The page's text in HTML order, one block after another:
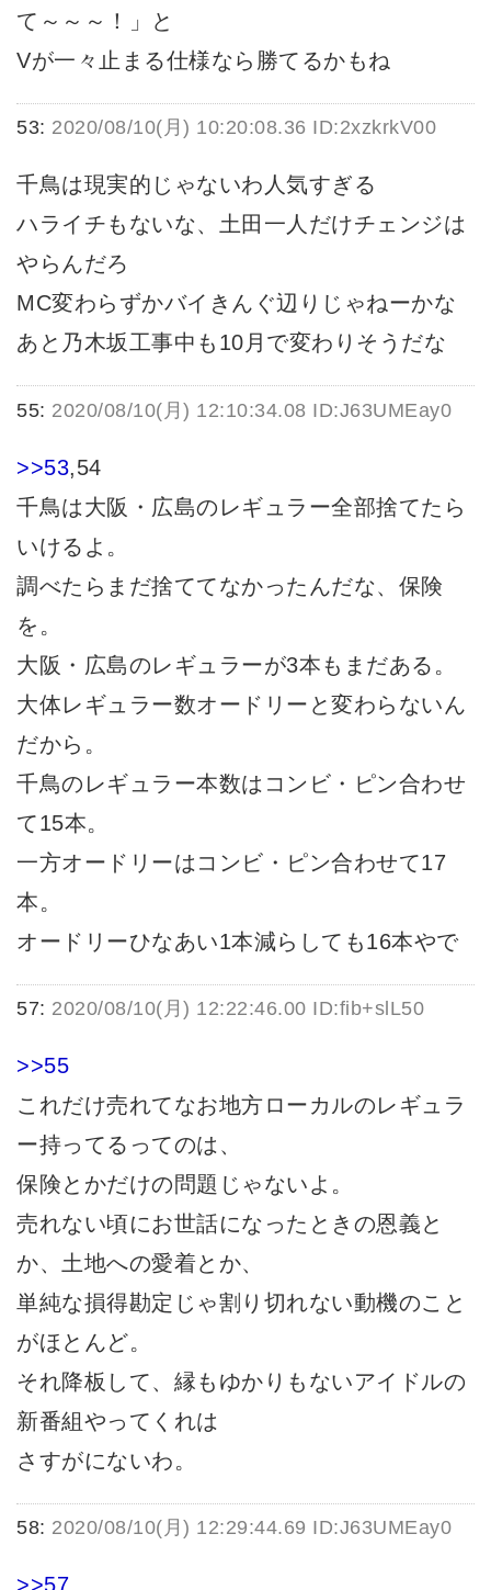
て～～～！」と
Vが一々止まる仕様なら勝てるかもね
53: 2020/08/10(月) 10:20:08.36 ID:2xzkrkV00
千鳥は現実的じゃないわ人気すぎる
ハライチもないな、土田一人だけチェンジは
やらんだろ
MC変わらずかバイきんぐ辺りじゃねーかな
あと乃木坂工事中も10月で変わりそうだな
55: 2020/08/10(月) 12:10:34.08 ID:J63UMEay0
>>53,54
千鳥は大阪・広島のレギュラー全部捨てたら
いけるよ。
調べたらまだ捨ててなかったんだな、保険
を。
大阪・広島のレギュラーが3本もまだある。
大体レギュラー数オードリーと変わらないん
だから。
千鳥のレギュラー本数はコンビ・ピン合わせ
て15本。
一方オードリーはコンビ・ピン合わせて17
本。
オードリーひなあい1本減らしても16本やで
57: 2020/08/10(月) 12:22:46.00 ID:fib+slL50
>>55
これだけ売れてなお地方ローカルのレギュラ
ー持ってるってのは、
保険とかだけの問題じゃないよ。
売れない頃にお世話になったときの恩義と
か、土地への愛着とか、
単純な損得勘定じゃ割り切れない動機のこと
がほとんど。
それ降板して、縁もゆかりもないアイドルの
新番組やってくれは
さすがにないわ。
58: 2020/08/10(月) 12:29:44.69 ID:J63UMEay0
>>57